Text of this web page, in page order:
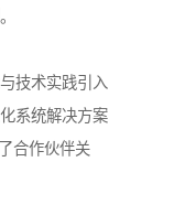
技术实践引入
系统解决方案
合作伙伴关